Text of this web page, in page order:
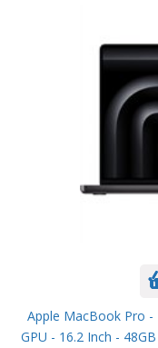
Apple MacBook Pro -
GPU - 16.2 Inch -